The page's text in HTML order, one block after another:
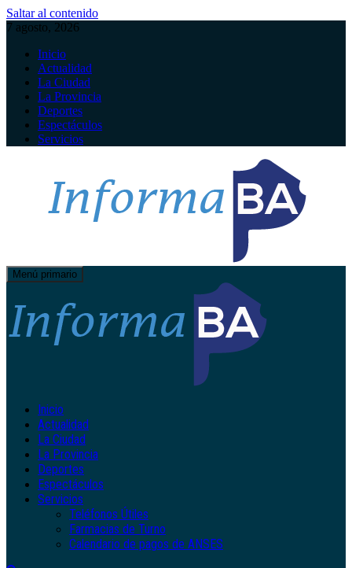
Saltar al contenido
7 agosto, 2026
Inicio
Actualidad
La Ciudad
La Provincia
Deportes
Espectáculos
Servicios
Menú primario
Inicio
Actualidad
La Ciudad
La Provincia
Deportes
Espectáculos
Servicios
Teléfonos Útiles
Farmacias de Turno
Calendario de pagos de ANSES